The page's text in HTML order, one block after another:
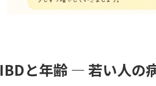
IBDと年齢 ― 若い人の